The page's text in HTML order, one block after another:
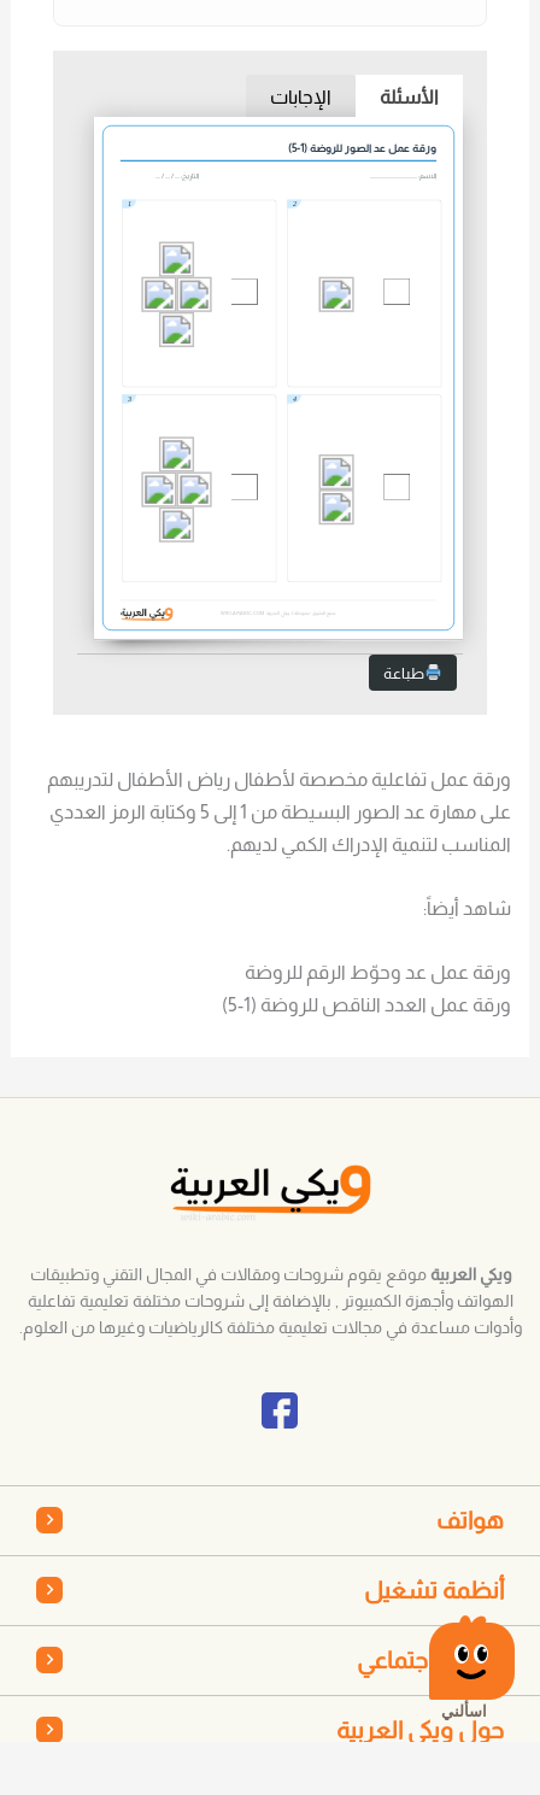
الأسئلة الإجابات
ورقة عمل عد الصور للروضة (1-5)
الاسم: ....................................... التاريخ: .... / .... / ....
1 2
3 4
جميع الحقوق محفوظة لـ ويكي العربية WIKI-ARABIC.COM
طباعة
ورقة عمل تفاعلية مخصصة لأطفال رياض الأطفال لتدريبهم
على مهارة عد الصور البسيطة من 1 إلى 5 وكتابة الرمز العددي
المناسب لتنمية الإدراك الكمي لديهم.
شاهد أيضاً:
ورقة عمل عد وحوّط الرقم للروضة
ورقة عمل العدد الناقص للروضة (1-5)
ويكي العربية موقع يقوم شروحات ومقالات في المجال التقني وتطبيقات
الهواتف وأجهزة الكمبيوتر , بالإضافة إلى شروحات مختلفة تعليمية تفاعلية
وأدوات مساعدة في مجالات تعليمية مختلفة كالرياضيات وغيرها من العلوم.
هواتف
أنظمة تشغيل
تواصل اجتماعي
حول ويكي العربية